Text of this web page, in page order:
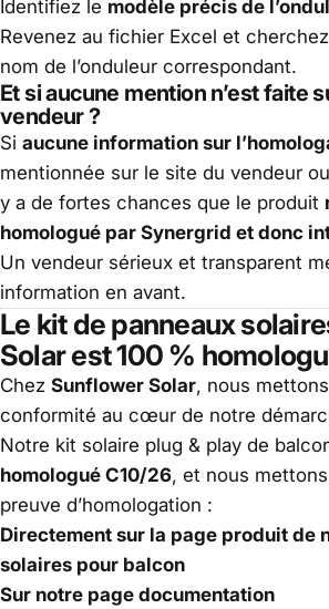
Identifiez le modèle précis de
Revenez au fichier Excel et
nom de l’onduleur correspondant.
Et si aucune mention n’est faite
vendeur ?
Si aucune information sur
mentionnée sur le site du vendeur
y a de fortes chances que le produit
homologué par Synergrid et donc
Un vendeur sérieux et transparent
information en avant.
Le kit de panneaux
Solar est 100 %
Chez Sunflower Solar, nous
conformité au cœur de notre
Notre kit solaire plug & play de
homologué C10/26, et nous
preuve d’homologation :
Directement sur la page produit de
solaires pour balcon
Sur notre page documentation